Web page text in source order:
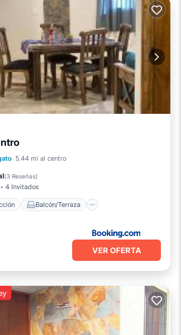
5.44 mi al centro
(3 Reseñas)
4 Invitados
Balcón/Terraza
Calefacción
VER OFERTA